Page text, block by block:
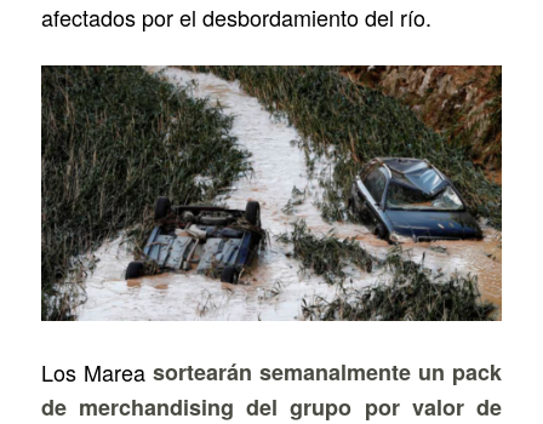
afectados por el desbordamiento del río.
Los Marea sortearán semanalmente un pack
de merchandising del grupo por valor de